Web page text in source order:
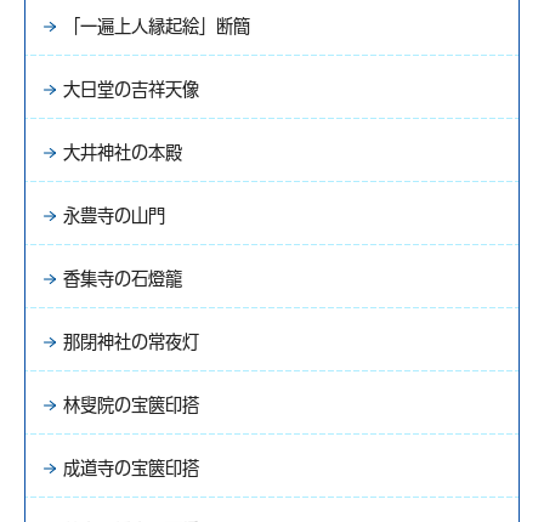
「一遍上人縁起絵」断簡
大日堂の吉祥天像
大井神社の本殿
永豊寺の山門
香集寺の石燈籠
那閉神社の常夜灯
林叟院の宝篋印搭
成道寺の宝篋印搭